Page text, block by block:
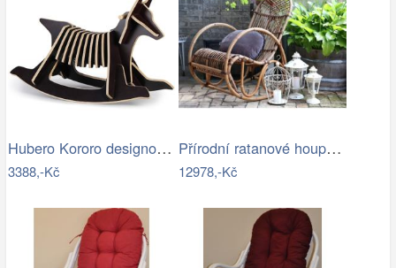
Hubero Kororo designové houpací psi…
3388,-Kč
Přírodní ratanové houpací křeslo Old…
12978,-Kč